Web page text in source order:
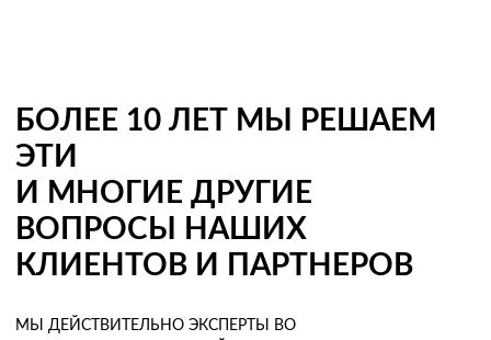
Комплексные логистические решения
Страхование грузов
БОЛЕЕ 10 ЛЕТ МЫ РЕШАЕМ
ЭТИ
И МНОГИЕ ДРУГИЕ
ВОПРОСЫ НАШИХ
КЛИЕНТОВ И ПАРТНЕРОВ
МЫ ДЕЙСТВИТЕЛЬНО ЭКСПЕРТЫ ВО